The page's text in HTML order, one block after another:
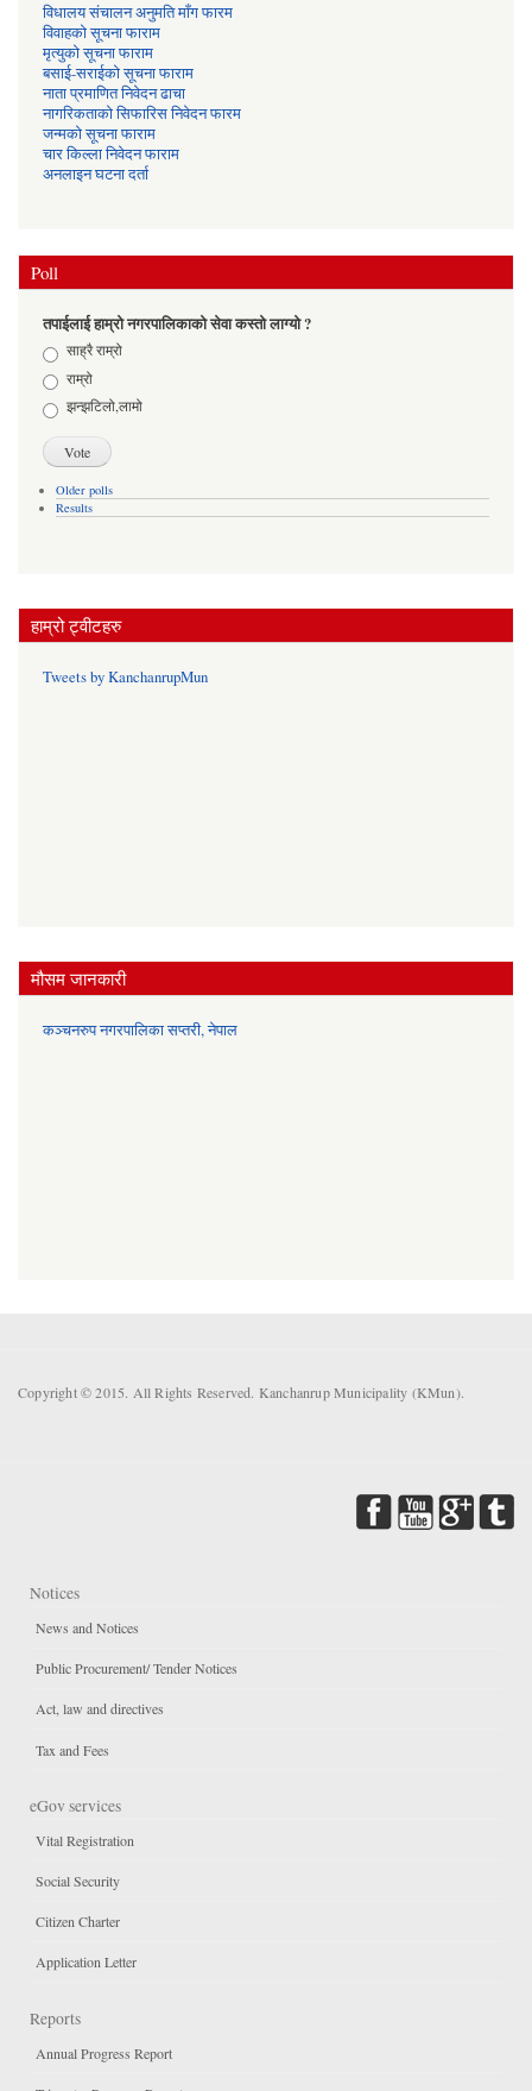
विधालय संचालन अनुमति माँग फारम
विवाहको सूचना फाराम
मृत्युको सूचना फाराम
बसाई-सराईको सूचना फाराम
नाता प्रमाणित निवेदन ढाचा
नागरिकताको सिफारिस निवेदन फारम
जन्मको सूचना फाराम
चार किल्ला निवेदन फाराम
अनलाइन घटना दर्ता
Poll
तपाईलाई हाम्रो नगरपालिकाको सेवा कस्तो लाग्यो ?
Choicesसाह्रै राम्रो
राम्रो
झन्झटिलो,लामो
Older polls
Results
हाम्रो ट्वीटहरु
Tweets by KanchanrupMun
मौसम जानकारी
कञ्चनरुप नगरपालिका सप्तरी, नेपाल
Copyright © 2015. All Rights Reserved. Kanchanrup Municipality (KMun).
Notices
News and Notices
Public Procurement/ Tender Notices
Act, law and directives
Tax and Fees
eGov services
Vital Registration
Social Security
Citizen Charter
Application Letter
Reports
Annual Progress Report